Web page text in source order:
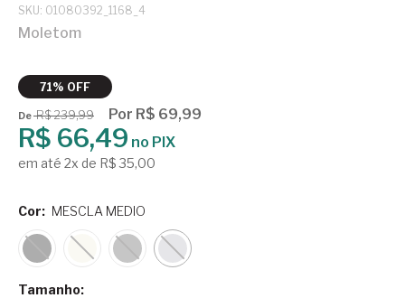
SKU: 01080392_1168_4
Moletom
71% OFF
DeR$ 239,99 Por R$ 69,99
R$ 66,49 no PIX
em até 2x de R$ 35,00
Tamanho:
Cor: MESCLA MEDIO